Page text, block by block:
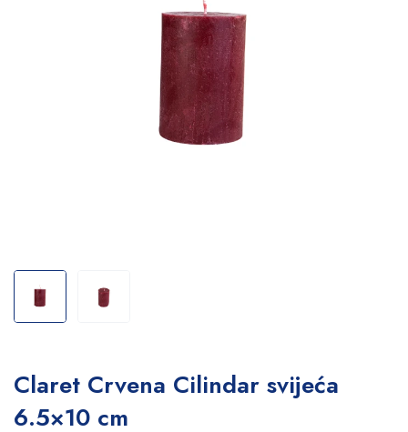
Claret Crvena Cilindar svijeća
6.5×10 cm